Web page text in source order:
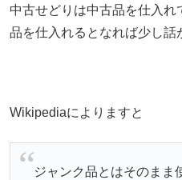
中古せどりは中古品を仕入れ
品を仕入れるとなれば少し話
Wikipediaによりますと
ジャンク品とはそのまま